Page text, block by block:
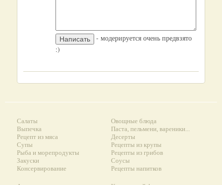
- модерируется очень предвзято
:)
Салаты
Выпечка
Рецепт из мяса
Супы
Рыба и морепродукты
Закуски
Консервирование
Овощные блюда
Паста, пельмени, вареники...
Десерты
Рецепты из крупы
Рецепты из грибов
Соусы
Рецепты напитков